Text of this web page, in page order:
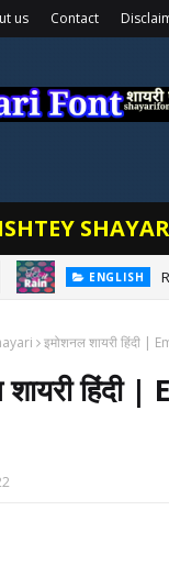
us Contact
SHAYARI
इमोशनल शायरी हिंदी |
शायरी